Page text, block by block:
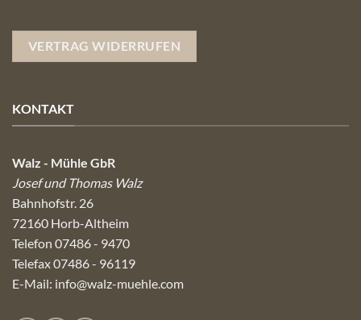
VERTRAG WIDERRUFEN
KONTAKT
Walz - Mühle GbR
Josef und Thomas Walz
Bahnhofstr. 26
72160 Horb-Altheim
Telefon 07486 - 9470
Telefax 07486 - 96119
E-Mail: info@walz-muehle.com